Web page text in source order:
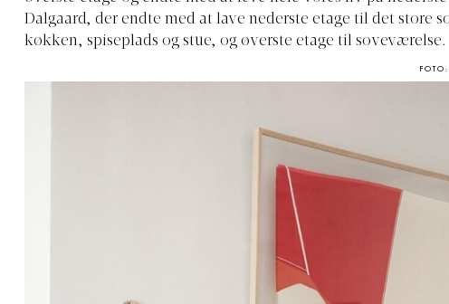
Dalgaard, der endte med at lave nederste etage til det store
køkken, spiseplads og stue, og øverste etage til soveværelse.